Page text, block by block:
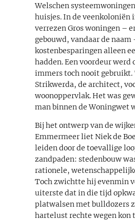
Welschen
huisjes. In de veenkoloniën
verrezen Gros woningen –
gebouwd, vandaar de
kostenbesparingen alleen
hadden. Een voordeur
immers toch nooit gebruikt.
Strikwerda, de architect,
woonoppervlak. Het was
man binnen de Woningwet
Bij het ontwerp van de
Emmermeer liet Niek de
leiden door de toevallige
zandpaden: stedenbouw
rationele,
Toch zwichtte hij evenmin
uiterste dat in die tijd
platwalsen met bulldozers
hartelust rechte wegen kon